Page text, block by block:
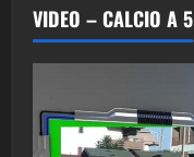
VIDEO – CALCIO A 5